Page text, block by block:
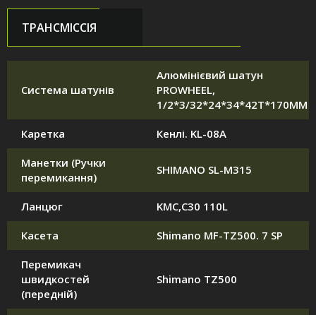
ТРАНСМІССІЯ
Система шатунів
Алюмінієвий шатун
PROWHEEL,
1/2*3/32*24*34*42T*170MM
Каретка Кенлі. KL-08A
Манетки (Ручки
перемикання)
SHIMANO SL-M315
Ланцюг KMC,C30 110L
Касета Shimano MF-TZ500. 7 SP
Перемикач
швидкостей
(передній)
Shimano TZ500